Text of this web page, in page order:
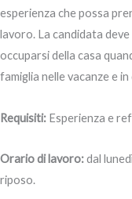
esperienza che possa
lavoro. La candidata
occuparsi della casa
famiglia nelle vacanze e
Requisiti: Esperienza e
Orario di lavoro:dal
riposo.